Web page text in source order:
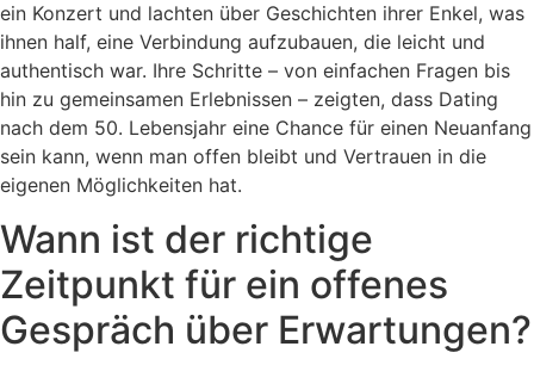
ein Konzert und lachten über Geschichten ihrer Enkel, was
ihnen half, eine Verbindung aufzubauen, die leicht und
authentisch war. Ihre Schritte – von einfachen Fragen bis
hin zu gemeinsamen Erlebnissen – zeigten, dass Dating
nach dem 50. Lebensjahr eine Chance für einen Neuanfang
sein kann, wenn man offen bleibt und Vertrauen in die
eigenen Möglichkeiten hat.
Wann ist der richtige
Zeitpunkt für ein offenes
Gespräch über Erwartungen?